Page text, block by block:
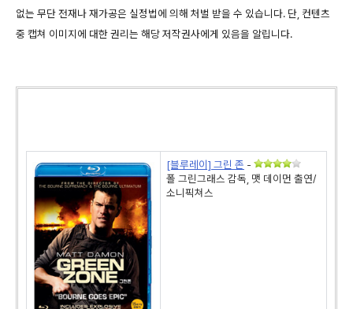
없는 무단 전재나 재가공은 실정법에 의해 처벌 받을 수 있습니다. 단, 컨텐츠
중 캡쳐 이미지에 대한 권리는 해당 저작권사에게 있음을 알립니다.
[블루레이] 그린 존 -
폴 그린그래스 감독, 맷 데이먼 출연/
소니픽쳐스